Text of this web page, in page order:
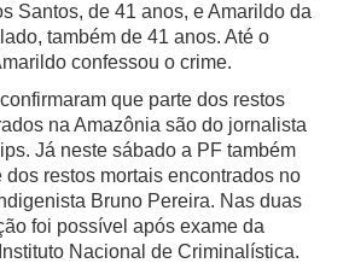
Santos, de 41 anos, e Amarildo da
também de 41 anos. Até o
confessou o crime.
que parte dos restos
na Amazônia são do jornalista
Já neste sábado a PF também
dos restos mortais encontrados no
Bruno Pereira. Nas duas
foi possível após exame da
Nacional de Criminalística.